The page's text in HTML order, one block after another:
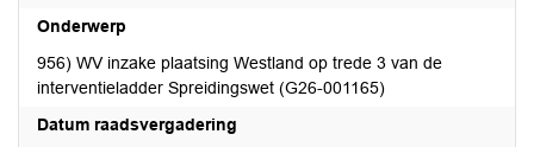
Onderwerp
956) WV inzake plaatsing Westland op trede 3 van de
interventieladder Spreidingswet (G26-001165)
Datum raadsvergadering